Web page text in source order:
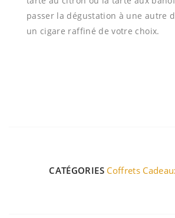
passer la dégustation à une autre
un cigare raffiné de votre choix.
CATÉGORIES Coffrets